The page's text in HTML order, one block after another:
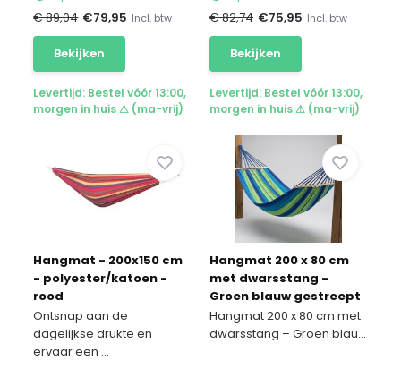
€ 89,04 €79,95 Incl. btw
Bekijken
Levertijd: Bestel vóór 13:00,
morgen in huis ⚠ (ma-vrij)
€ 82,74 €75,95 Incl. btw
Bekijken
Levertijd: Bestel vóór 13:00,
morgen in huis ⚠ (ma-vrij)
Hangmat - 200x150 cm
- polyester/katoen -
rood
Ontsnap aan de
dagelijkse drukte en
ervaar een ...
Hangmat 200 x 80 cm
met dwarsstang –
Groen blauw gestreept
Hangmat 200 x 80 cm met
dwarsstang – Groen blau...